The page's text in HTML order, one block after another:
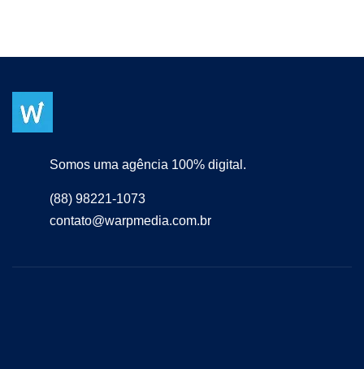
Somos uma agência 100% digital.
(88) 98221-1073
contato@warpmedia.com.br